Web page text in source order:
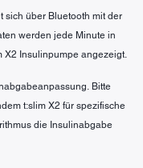
sich über Bluetooth mit der
werden jede Minute in
X2 Insulinpumpe angezeigt.
Bitte
t:slim X2 für spezifische
die Insulinabgabe